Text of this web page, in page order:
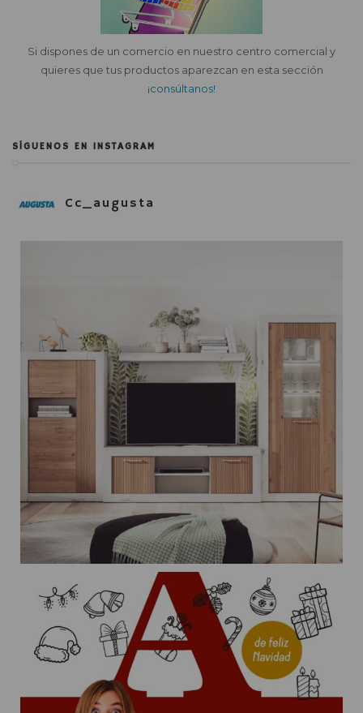
Si dispones de un comercio en nuestro centro comercial y
quieres que tus productos aparezcan en esta sección
¡consúltanos!
SÍGUENOS EN INSTAGRAM
Cc_augusta